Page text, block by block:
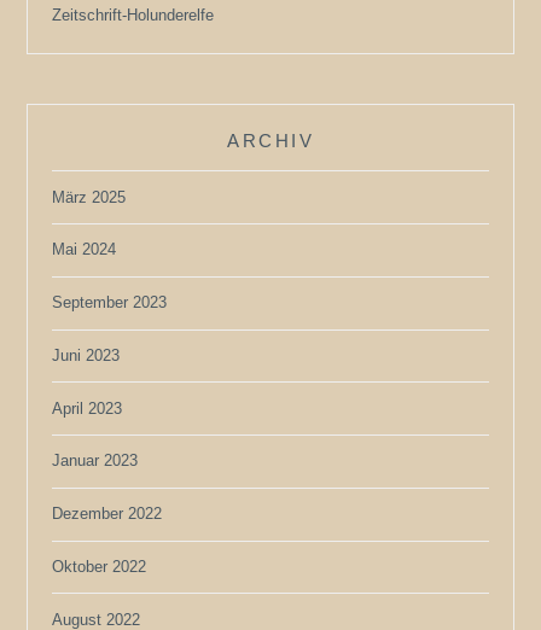
Zeitschrift-Holunderelfe
ARCHIV
März 2025
Mai 2024
September 2023
Juni 2023
April 2023
Januar 2023
Dezember 2022
Oktober 2022
August 2022